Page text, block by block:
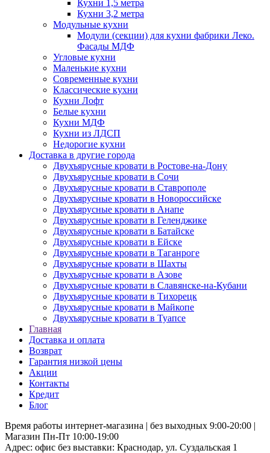
Кухни 1,5 метра
Кухни 3,2 метра
Модульные кухни
Модули (секции) для кухни фабрики Леко.
Фасады МДФ
Угловые кухни
Маленькие кухни
Современные кухни
Классические кухни
Кухни Лофт
Белые кухни
Кухни МДФ
Кухни из ЛДСП
Недорогие кухни
Доставка в другие города
Двухъярусные кровати в Ростове-на-Дону
Двухъярусные кровати в Сочи
Двухъярусные кровати в Ставрополе
Двухъярусные кровати в Новороссийске
Двухъярусные кровати в Анапе
Двухъярусные кровати в Геленджике
Двухъярусные кровати в Батайске
Двухъярусные кровати в Ейске
Двухъярусные кровати в Таганроге
Двухъярусные кровати в Шахты
Двухъярусные кровати в Азове
Двухъярусные кровати в Славянске-на-Кубани
Двухъярусные кровати в Тихорецк
Двухъярусные кровати в Майкопе
Двухъярусные кровати в Туапсе
Главная
Доставка и оплата
Возврат
Гарантия низкой цены
Акции
Контакты
Кредит
Блог
Время работы интернет-магазина | без выходных 9:00-20:00 |
Магазин Пн-Пт 10:00-19:00
Адрес: офис без выставки: Краснодар, ул. Суздальская 1